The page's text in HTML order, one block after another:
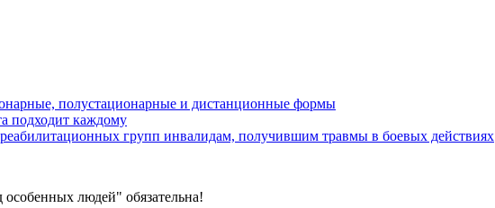
полустационарные и дистанционные формы
подходит каждому
групп инвалидам, получившим травмы в боевых действиях
людей" обязательна!